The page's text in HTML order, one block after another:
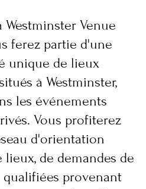
Venue
ferez partie d'une
unique de lieux
à Westminster,
les événements
Vous profiterez
d'orientation
de demandes de
provenant